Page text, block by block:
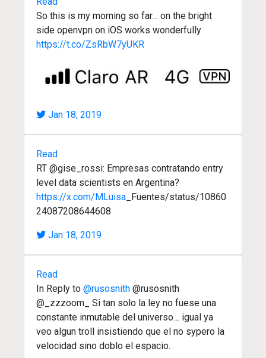
So this is my morning so far… on the bright
side openvpn on iOS works wonderfully
https://t.co/ZsRbW7yUKR
Jan 18, 2019
Read
RT @gise_rossi: Empresas contratando entry
level data scientists en Argentina?
https://x.com/MLuisa _Fuentes/status/10860
24087208644608
Jan 18, 2019
Read
In Reply to @rusosnith @rusosnith
@_zzzoom_ Si tan solo la ley no fuese una
constante inmutable del universo… igual ya
veo algun troll insistiendo que el no sypero la
velocidad sino doblo el espacio.